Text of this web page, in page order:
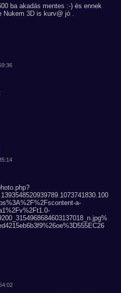
ba akadás mentes :-) és ennek
Nukem 3D is kurv@ jó .
a-